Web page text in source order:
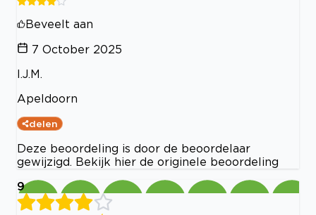
Beveelt aan
7 October 2025
I.J.M.
Apeldoorn
delen
Deze beoordeling is door de beoordelaar
gewijzigd. Bekijk hier de originele beoordeling
9